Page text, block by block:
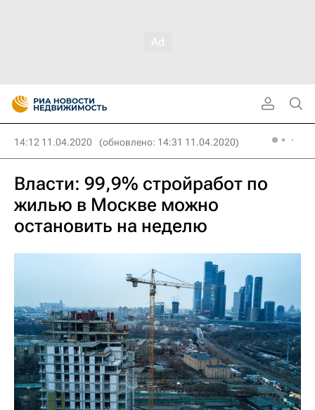
14:12 11.04.2020 (обновлено: 14:31 11.04.2020)
Власти: 99,9% стройработ по
жилью в Москве можно
остановить на неделю